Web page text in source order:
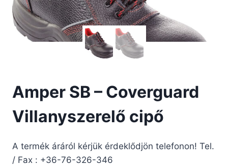
Amper SB – Coverguard
Villanyszerelő cipő
A termék áráról kérjük érdeklődjön telefonon! Tel.
/ Fax : +36-76-326-346